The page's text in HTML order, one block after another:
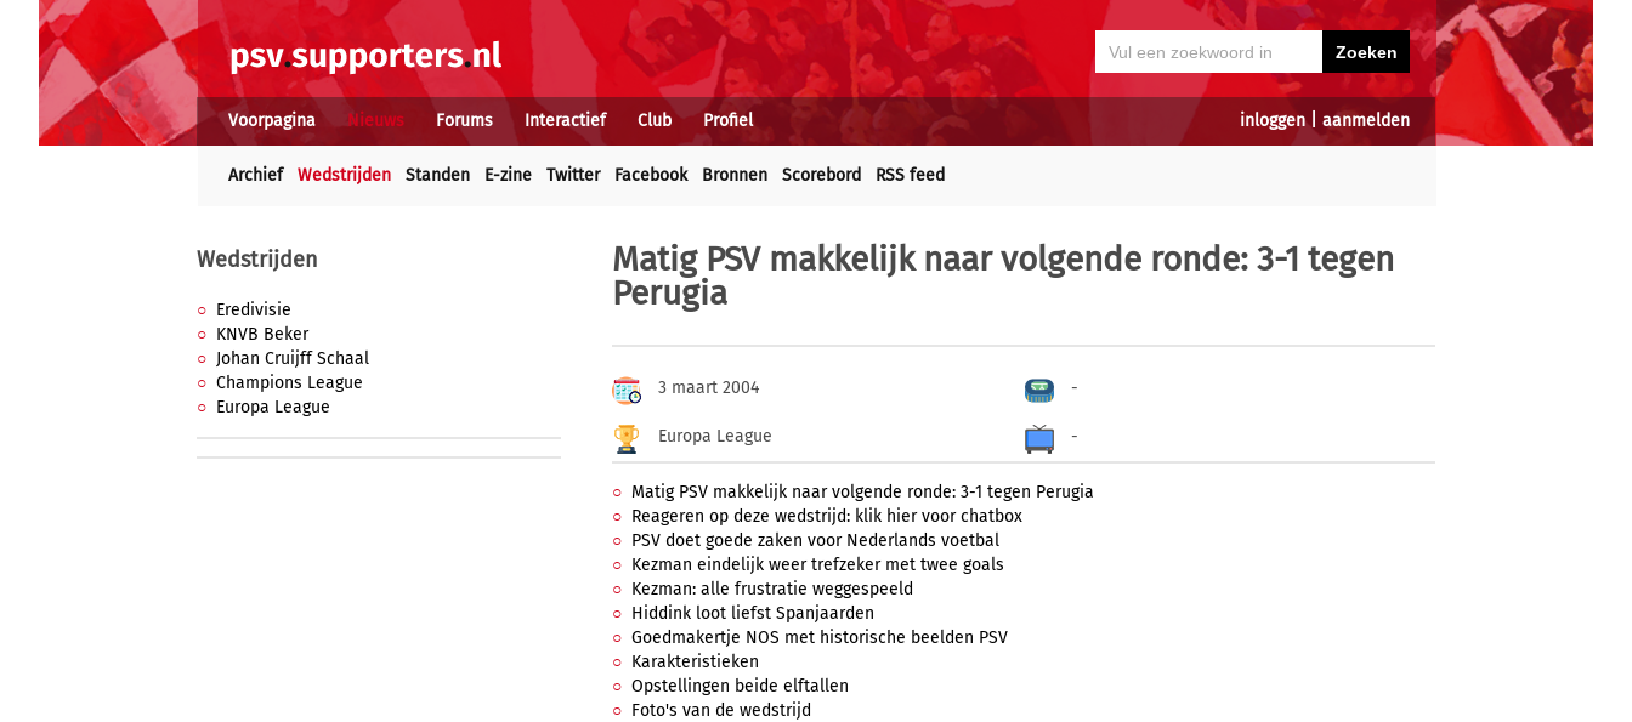
inloggen| aanmelden
Voorpagina Nieuws Forums Interactief Club Profiel
Archief Wedstrijden Standen E-zine Twitter Facebook Bronnen Scorebord RSS feed
Wedstrijden
Eredivisie
KNVB Beker
Johan Cruijff Schaal
Champions League
Europa League
Matig PSV makkelijk naar volgende ronde: 3-1 tegen
Perugia
3 maart 2004 -
Europa League -
Matig PSV makkelijk naar volgende ronde: 3-1 tegen Perugia
Reageren op deze wedstrijd: klik hier voor chatbox
PSV doet goede zaken voor Nederlands voetbal
Kezman eindelijk weer trefzeker met twee goals
Kezman: alle frustratie weggespeeld
Hiddink loot liefst Spanjaarden
Goedmakertje NOS met historische beelden PSV
Karakteristieken
Opstellingen beide elftallen
Foto's van de wedstrijd